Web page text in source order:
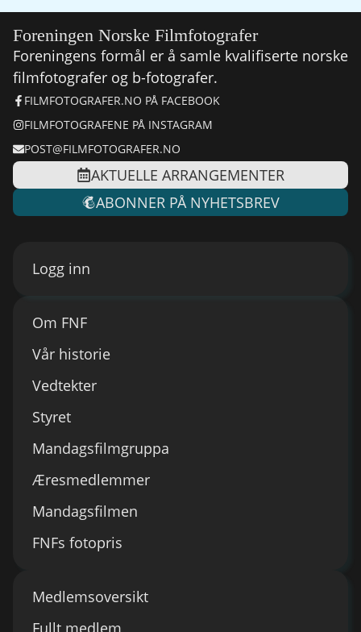
Foreningen Norske Filmfotografer
Foreningens formål er å samle kvalifiserte norske
filmfotografer og b-fotografer.
FILMFOTOGRAFER.NO PÅ FACEBOOK
FILMFOTOGRAFENE PÅ INSTAGRAM
POST@FILMFOTOGRAFER.NO
AKTUELLE ARRANGEMENTER
ABONNER PÅ NYHETSBREV
Om FNF
Vår historie
Vedtekter
Styret
Mandagsfilmgruppa
Æresmedlemmer
Mandagsfilmen
FNFs fotopris
Medlemsoversikt
Fullt medlem
Logg inn